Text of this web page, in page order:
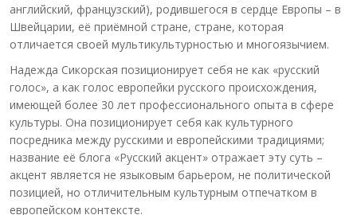
английский, французский), родившегося в сердце Европы – в
Швейцарии, её приёмной стране, стране, которая
отличается своей мультикультурностью и многоязычием.
Надежда Сикорская позиционирует себя не как «русский
голос», а как голос европейки русского происхождения,
имеющей более 30 лет профессионального опыта в сфере
культуры. Она позиционирует себя как культурного
посредника между русскими и европейскими традициями;
название её блога «Русский акцент» отражает эту суть –
акцент является не языковым барьером, не политической
позицией, но отличительным культурным отпечатком в
европейском контексте.